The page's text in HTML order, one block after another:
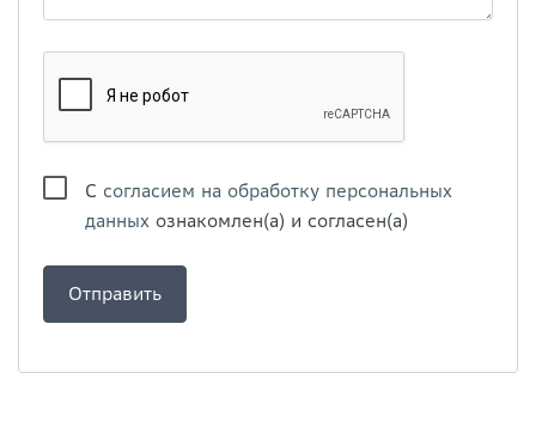
С согласием на обработку персональных
данных ознакомлен(а) и согласен(а)